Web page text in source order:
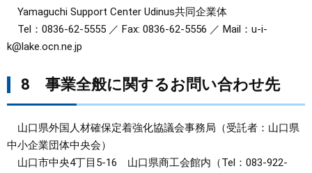
Yamaguchi Support Center Udinus共同企業体
Tel：0836-62-5555 ／ Fax: 0836-62-5556 ／ Mail：u-i-
k@lake.ocn.ne.jp
8 事業全般に関するお問い合わせ先
山口県外国人材確保定着強化協議会事務局（受託者：山口県
中小企業団体中央会）
山口市中央4丁目5-16 山口県商工会館内（Tel：083-922-